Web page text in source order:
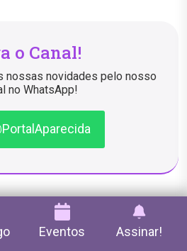
o Canal!
nossas novidades pelo nosso
no WhatsApp!
Eventos Assinar!